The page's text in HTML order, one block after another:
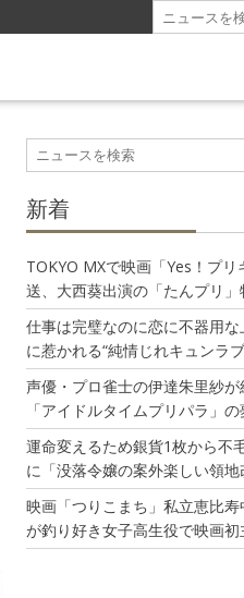
新着
TOKYO MXで映画「Yes！プ
送、大西葵出演の「たんプリ」
仕事は完璧なのに恋に不器用
に惹かれる“純情じれキュンラ
声優・プロ雀士の伊達朱里紗
「アイドルタイムプリパラ」
運命変えるため銀貨1枚から不
に「没落令嬢の案外楽しい領
映画「つりこまち」私立恵比
が釣り好き女子高生役で映画初